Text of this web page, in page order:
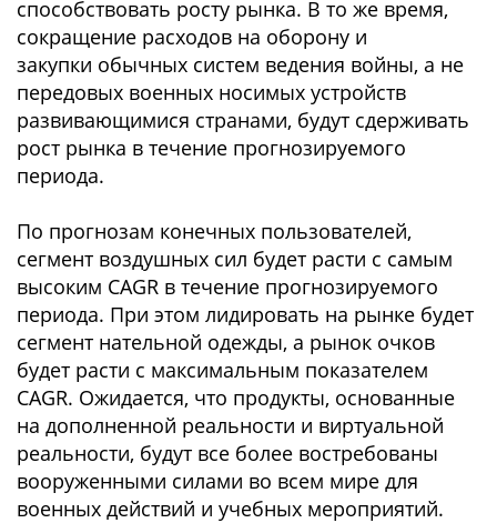
способствовать росту рынка. В то же время,
сокращение расходов на оборону и
закупки обычных систем ведения войны, а не
передовых военных носимых устройств
развивающимися странами, будут сдерживать
рост рынка в течение прогнозируемого
периода.
По прогнозам конечных пользователей,
сегмент воздушных сил будет расти с самым
высоким CAGR в течение прогнозируемого
периода. При этом лидировать на рынке будет
сегмент нательной одежды, а рынок очков
будет расти с максимальным показателем
CAGR. Ожидается, что продукты, основанные
на дополненной реальности и виртуальной
реальности, будут все более востребованы
вооруженными силами во всем мире для
военных действий и учебных мероприятий.